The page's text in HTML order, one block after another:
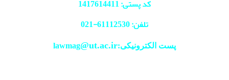
کد پستی: 1417614411
تلفن: 61112530-
021
پست الکترونیکی:lawmag@ut.ac.ir